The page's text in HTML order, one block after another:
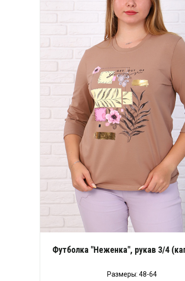
Футболка "Неженка", рукав 3/4
Размеры: 48-64